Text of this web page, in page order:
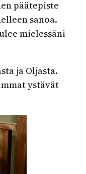
päätepiste
sanoa.
mielessäni
ja Oljasta.
ystävät